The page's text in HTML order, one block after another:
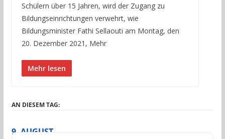
Schülern über 15 Jahren, wird der Zugang zu
Bildungseinrichtungen verwehrt, wie
Bildungsminister Fathi Sellaouti am Montag, den
20. Dezember 2021, Mehr
Mehr lesen
AN DIESEM TAG:
9. AUGUST